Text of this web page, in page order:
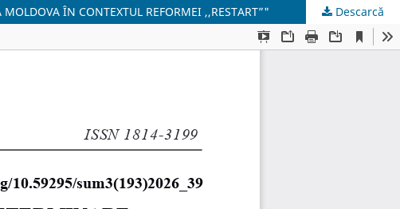
ÎN CONTEXTUL REFORMEI ,,RESTART”" Descarcă